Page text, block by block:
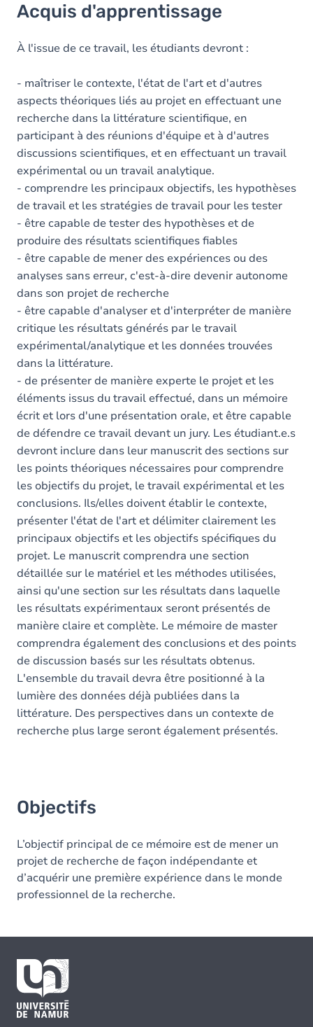
Objectifs
Acquis d'apprentissage
À l'issue de ce travail, les étudiants devront :
- maîtriser le contexte, l'état de l'art et d'autres
aspects théoriques liés au projet en effectuant une
recherche dans la littérature scientifique, en
participant à des réunions d'équipe et à d'autres
discussions scientifiques, et en effectuant un travail
expérimental ou un travail analytique.
- comprendre les principaux objectifs, les hypothèses
de travail et les stratégies de travail pour les tester
- être capable de tester des hypothèses et de
produire des résultats scientifiques fiables
- être capable de mener des expériences ou des
analyses sans erreur, c'est-à-dire devenir autonome
dans son projet de recherche
- être capable d'analyser et d'interpréter de manière
critique les résultats générés par le travail
expérimental/analytique et les données trouvées
dans la littérature.
- de présenter de manière experte le projet et les
éléments issus du travail effectué, dans un mémoire
écrit et lors d'une présentation orale, et être capable
de défendre ce travail devant un jury. Les étudiant.e.s
devront inclure dans leur manuscrit des sections sur
les points théoriques nécessaires pour comprendre
les objectifs du projet, le travail expérimental et les
conclusions. Ils/elles doivent établir le contexte,
présenter l'état de l'art et délimiter clairement les
principaux objectifs et les objectifs spécifiques du
projet. Le manuscrit comprendra une section
détaillée sur le matériel et les méthodes utilisées,
ainsi qu'une section sur les résultats dans laquelle
les résultats expérimentaux seront présentés de
manière claire et complète. Le mémoire de master
comprendra également des conclusions et des points
de discussion basés sur les résultats obtenus.
L'ensemble du travail devra être positionné à la
lumière des données déjà publiées dans la
littérature. Des perspectives dans un contexte de
recherche plus large seront également présentés.
Objectifs
L’objectif principal de ce mémoire est de mener un
projet de recherche de façon indépendante et
d’acquérir une première expérience dans le monde
professionnel de la recherche.